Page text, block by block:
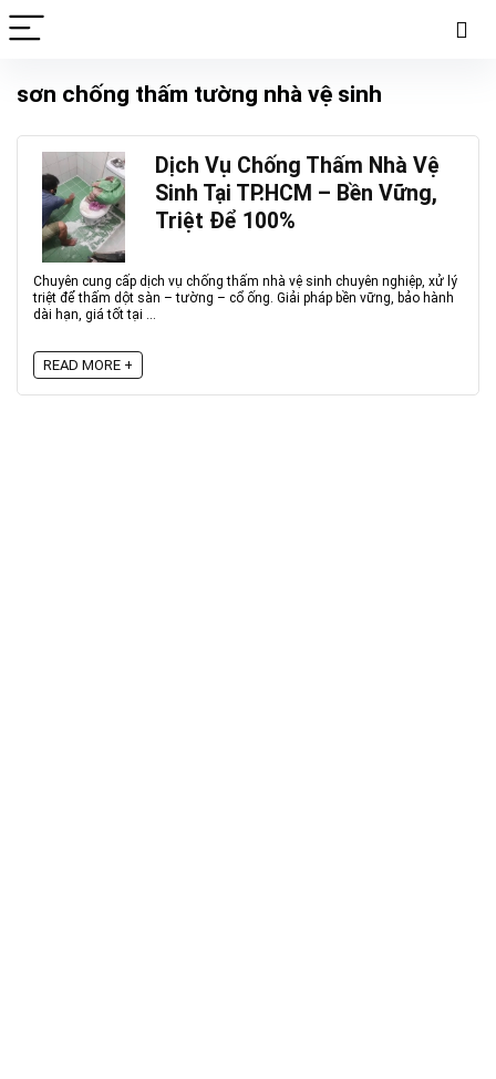
sơn chống thấm tường nhà vệ sinh
Dịch Vụ Chống Thấm Nhà Vệ
Sinh Tại TP.HCM – Bền Vững,
Triệt Để 100%
Chuyên cung cấp dịch vụ chống thấm nhà vệ sinh chuyên nghiệp, xử lý
triệt để thấm dột sàn – tường – cổ ống. Giải pháp bền vững, bảo hành
dài hạn, giá tốt tại ...
READ MORE +